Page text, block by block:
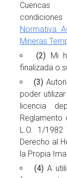
condiciones
Normativa
Mineras
(2) Mi
finalizada o
(3)
poder
licencia
L.O. 1/
Derecho al
la Propia
(4)A